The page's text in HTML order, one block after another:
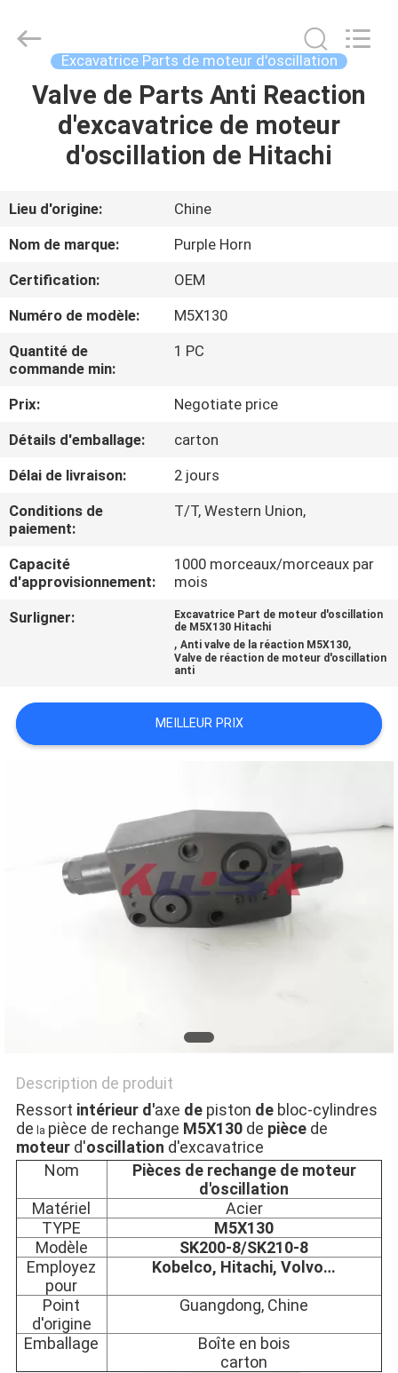
MAISON
AU
SUJET
NOUS
D'USINE
CONTRÔLE
DE
QUALITÉ
CONTACTEZ-
NOUS
DEMANDEZ
Excavatrice Parts de moteur d'oscillation
Valve de Parts Anti Reaction
d'excavatrice de moteur
d'oscillation de Hitachi
Lieu d'origine:
Chine
Nom de marque:
Purple Horn
Certification:
OEM
Numéro de modèle:
M5X130
Quantité de
commande min:
1 PC
Prix:
Negotiate price
Détails d'emballage:
carton
Délai de livraison:
2 jours
Conditions de
paiement:
T/T, Western Union,
Capacité
d'approvisionnement:
1000 morceaux/morceaux par
mois
Surligner:
Excavatrice Part de moteur d'oscillation
de M5X130 Hitachi
,Anti valve de la réaction M5X130,
Valve de réaction de moteur d'oscillation
anti
MEILLEUR PRIX
Description de produit
Ressort intérieur d'axe depiston debloc-cylindres
de la pièce de rechange M5X130de piècede
moteurd'oscillation d'excavatrice
Nom
Pièces de rechange de moteur
d'oscillation
Matériel
Acier
TYPE
M5X130
Modèle
SK200-8/SK210-8
Employez
pour
Kobelco, Hitachi, Volvo…
Point
d'origine
Guangdong, Chine
Emballage
Boîte en bois
carton